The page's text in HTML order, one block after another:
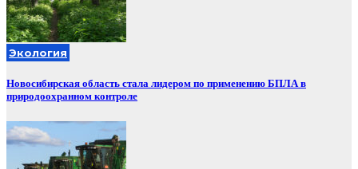
Экология
Новосибирская область стала лидером по применению БПЛА в
природоохранном контроле